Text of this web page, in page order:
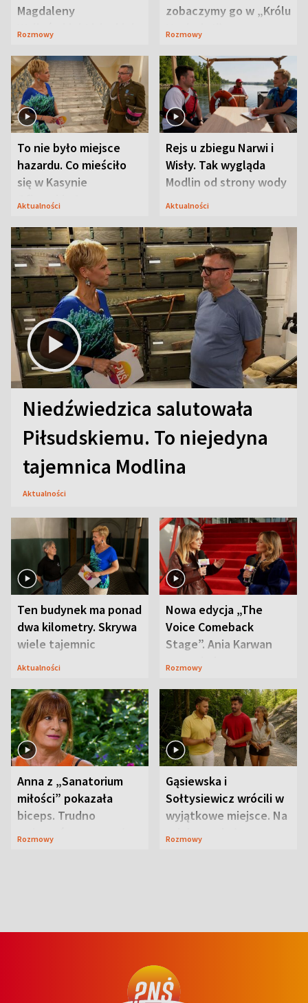
Magdaleny
Waligórskiej-Lisieckiej.
Rozmowy
zobaczymy go w „Królu
Maciusiu I”
Rozmowy
To nie było miejsce
hazardu. Co mieściło
się w Kasynie
Oficerskim?
Aktualności
Rejs u zbiegu Narwi i
Wisły. Tak wygląda
Modlin od strony wody
Aktualności
Niedźwiedzica salutowała
Piłsudskiemu. To niejedyna
tajemnica Modlina
Aktualności
Ten budynek ma ponad
dwa kilometry. Skrywa
wiele tajemnic
Aktualności
Nowa edycja „The
Voice Comeback
Stage”. Ania Karwan
zapowiada
Rozmowy
Anna z „Sanatorium
miłości” pokazała
biceps. Trudno
uwierzyć, co przeszła
Rozmowy
Gąsiewska i
Sołtysiewicz wrócili w
wyjątkowe miejsce. Na
szlaku czekał
Rozmowy